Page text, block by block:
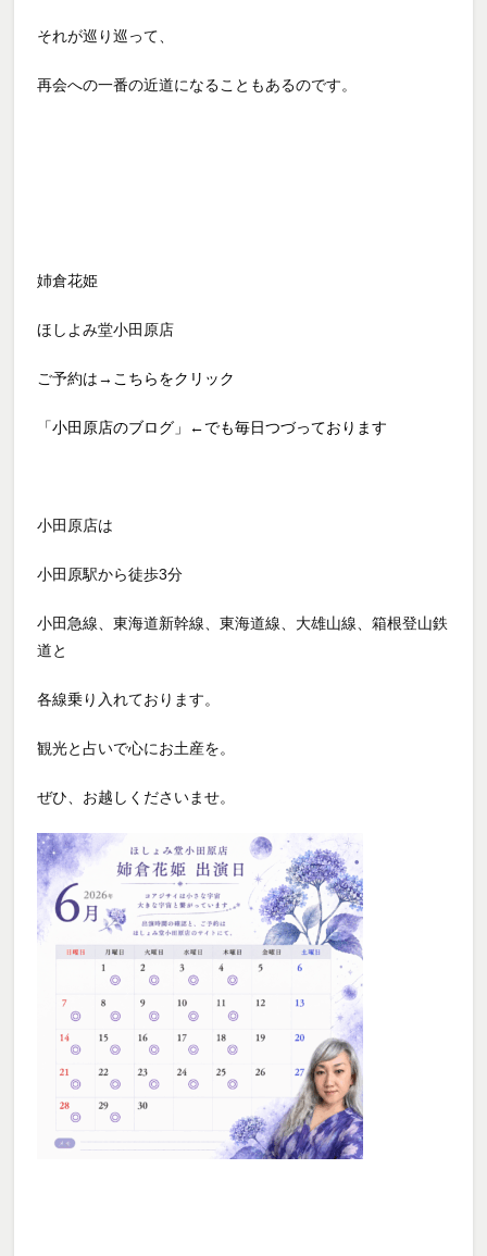
それが巡り巡って、
再会への一番の近道になることもあるのです。
姉倉花姫
ほしよみ堂小田原店
ご予約は→ こちらをクリック
「小田原店のブログ」←でも毎日つづっております
小田原店は
小田原駅から徒歩3分
小田急線、東海道新幹線、東海道線、大雄山線、箱根登山鉄
道と
各線乗り入れております。
観光と占いで心にお土産を。
ぜひ、お越しくださいませ。